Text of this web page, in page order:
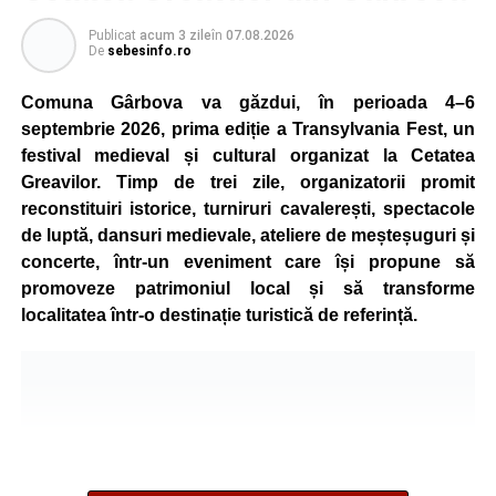
extrase de pompieri și predate echipajelor medicale.O
altă victimă, o femeie conștientă, a fost scoasă din
În urma accidentului, patru persoane au avut nevoie de
îngrijiri medicale. Toate victimele au fost transportate la
UPU Alba Iulia pentru investigații și tratament de
specialitate.
Adaugă-ne ca sursă preferată
Publicat acum 3 zileîn 07.08.2026
De sebesinfo.ro
Comuna Gârbova va găzdui, în perioada 4–6
septembrie 2026, prima ediție a Transylvania Fest, un
festival medieval și cultural organizat la Cetatea
Greavilor. Timp de trei zile, organizatorii promit
reconstituiri istorice, turniruri cavalerești, spectacole
de luptă, dansuri medievale, ateliere de meșteșuguri și
concerte, într-un eveniment care își propune să
promoveze patrimoniul local și să transforme
localitatea într-o destinație turistică de referință.